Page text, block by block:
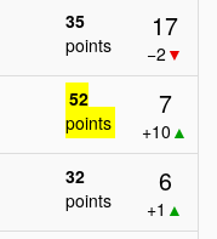
35
points
17
−2 ▼
52
points
7
+10 ▲
32
points
6
+1 ▲